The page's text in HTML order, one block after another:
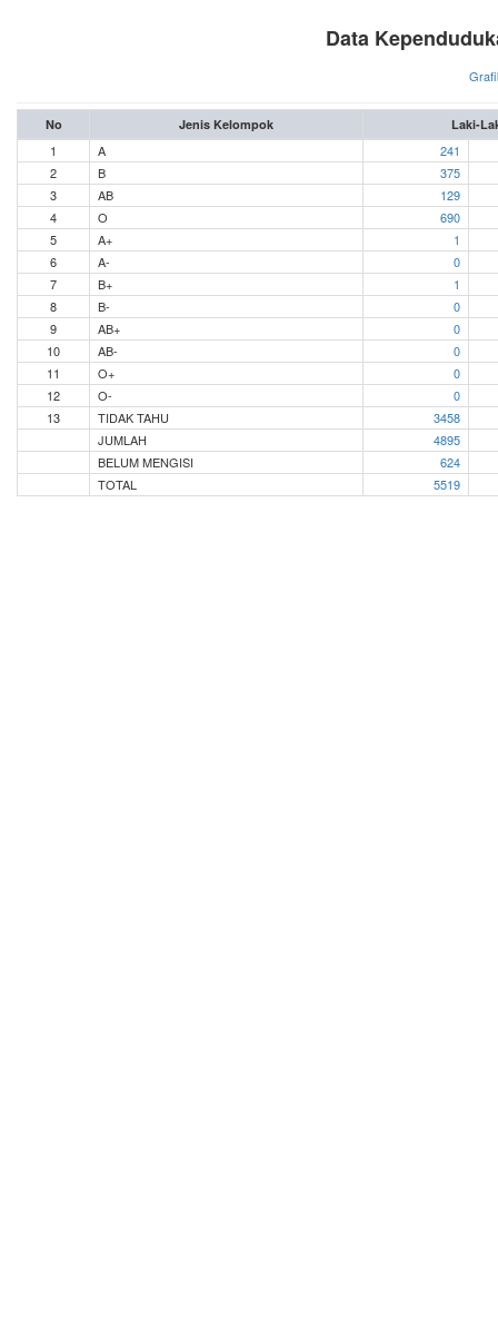
Data
No Jenis Kelompok Laki-
1 A
241
2
B
375
3
AB
129
4
O
690
5
A+
1
6
A-
0
7
B+
1
8
B-
0
9
AB+
0
10
AB-
0
11
O+
0
12
O-
0
13
TIDAK TAHU
3458
JUMLAH
4895
BELUM MENGISI
624
TOTAL
5519